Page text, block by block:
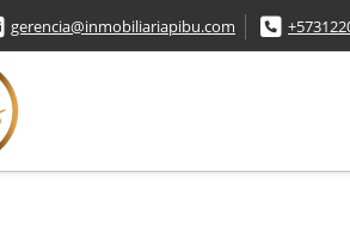
gerencia@inmobiliariapibu.com